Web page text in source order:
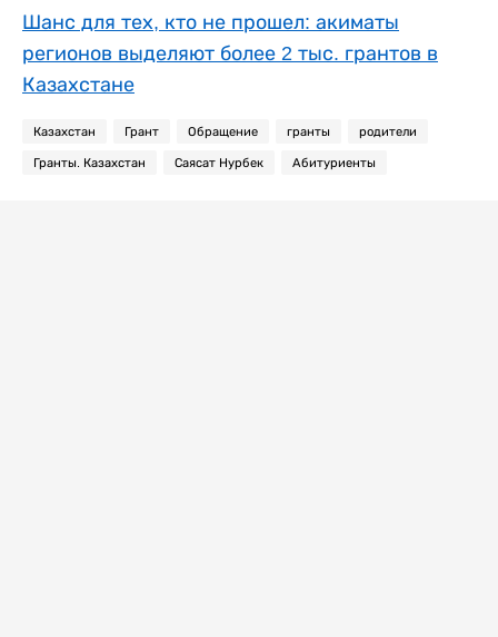
Шанс для тех, кто не прошел: акиматы
регионов выделяют более 2 тыс. грантов в
Казахстане
Казахстан Грант Обращение гранты родители
Гранты. Казахстан Саясат Нурбек Абитуриенты